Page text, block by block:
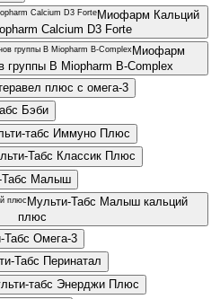
Миофарм Кальций
Calcium D3 Forte
Миофарм
группы B Miopharm B-Complex
плюс с омега-3
Бэби
табс Иммуно Плюс
Табс Классик Плюс
Табс Малыш
Мульти-Табс Малыш кальций
плюс
Табс Омега-3
Табс Перинатал
табс Энерджи Плюс